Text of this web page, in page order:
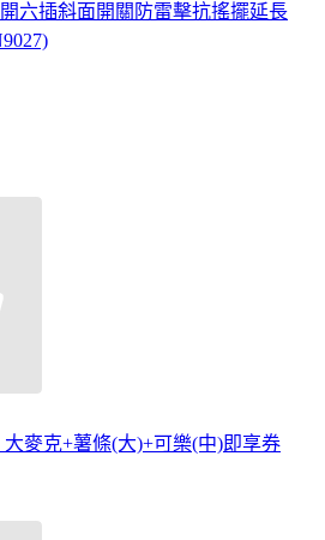
六插斜面開關防雷擊抗搖擺延長
大麥克+薯條(大)+可樂(中)即享券